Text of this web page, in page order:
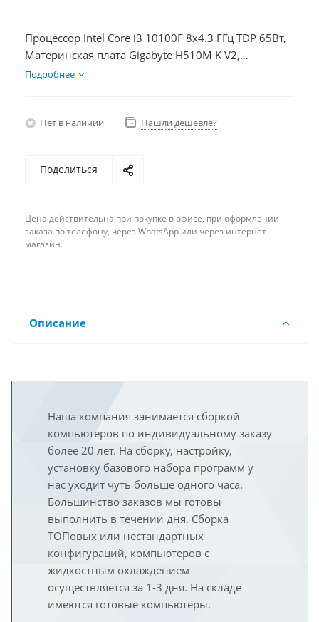
Процессор Intel Core i3 10100F 8x4.3 ГГц TDP 65Вт,
Материнская плата Gigabyte H510M K V2,
Видеокарта RX 6600 8Гб, Память DDR4 16Gb,
Подробнее
Нет в наличии Нашли дешевле?
Поделиться
Цена действительна при покупке в офисе, при оформлении
заказа по телефону, через WhatsApp или через интернет-
магазин.
Описание
Наша компания занимается сборкой
компьютеров по индивидуальному заказу
более 20 лет. На сборку, настройку,
установку базового набора программ у
нас уходит чуть больше одного часа.
Большинство заказов мы готовы
выполнить в течении дня. Сборка
ТОПовых или нестандартных
конфигураций, компьютеров с
жидкостным охлаждением
осуществляется за 1-3 дня. На складе
имеются готовые компьютеры.